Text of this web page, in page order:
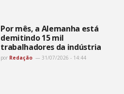
Por mês, a Alemanha está
demitindo 15 mil
trabalhadores da indústria
por Redação 31/07/2026 - 14:44